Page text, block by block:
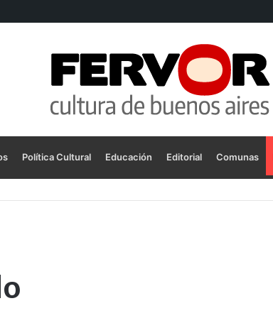
Política Cultural Educación Editorial Comunas